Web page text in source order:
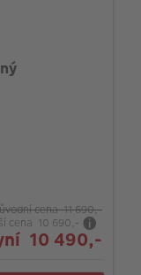
cena 11 690,-
cena 10 690,-
10 490,-